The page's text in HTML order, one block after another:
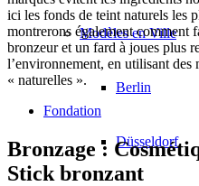
Modèles en Ville
Berlin
Düsseldorf
ici les fonds de teint naturels les
montrerons également comment
bronzeur et un fard à joues plus
l’environnement, en utilisant des
« naturelles ».
Fondation
Bronzage :
Stick bronzant